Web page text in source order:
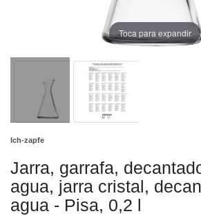
Toca para expandir
Ich-zapfe
Jarra, garrafa,
agua, jarra cristal,
agua - Pisa, 0,2 l